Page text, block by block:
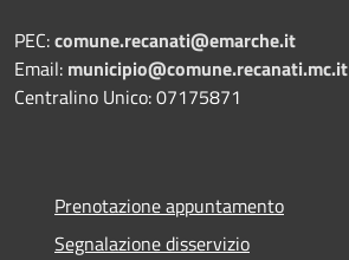
PEC:comune.recanati@emarche.it
Email: municipio@comune.recanati.mc.it
Centralino Unico: 07175871
Prenotazione appuntamento
Segnalazione disservizio